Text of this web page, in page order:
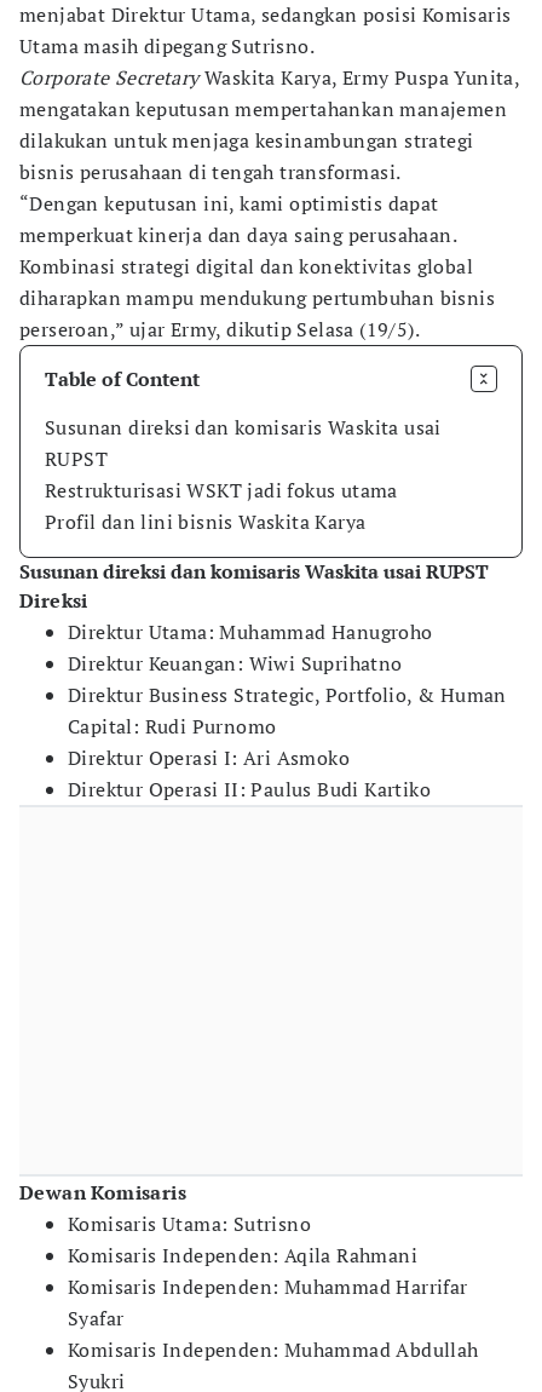
menjabat Direktur Utama, sedangkan posisi Komisaris
Utama masih dipegang Sutrisno.
Corporate SecretaryWaskita Karya, Ermy Puspa Yunita,
mengatakan keputusan mempertahankan manajemen
dilakukan untuk menjaga kesinambungan strategi
bisnis perusahaan di tengah transformasi.
“Dengan keputusan ini, kami optimistis dapat
memperkuat kinerja dan daya saing perusahaan.
Kombinasi strategi digital dan konektivitas global
diharapkan mampu mendukung pertumbuhan bisnis
perseroan,” ujar Ermy, dikutip Selasa (19/5).
Table of Content
Susunan direksi dan komisaris Waskita usai
RUPST
Restrukturisasi WSKT jadi fokus utama
Profil dan lini bisnis Waskita Karya
Susunan direksi dan komisaris Waskita usai RUPST
Direksi
Direktur Utama: Muhammad Hanugroho
Direktur Keuangan: Wiwi Suprihatno
Direktur Business Strategic, Portfolio, & Human
Capital: Rudi Purnomo
Direktur Operasi I: Ari Asmoko
Direktur Operasi II: Paulus Budi Kartiko
Dewan Komisaris
Komisaris Utama: Sutrisno
Komisaris Independen: Aqila Rahmani
Komisaris Independen: Muhammad Harrifar
Syafar
Komisaris Independen: Muhammad Abdullah
Syukri